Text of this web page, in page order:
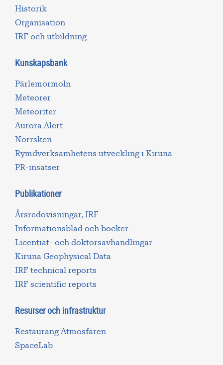
Historik
Organisation
IRF och utbildning
Kunskapsbank
Pärlemormoln
Meteorer
Meteoriter
Aurora Alert
Norrsken
Rymdverksamhetens utveckling i Kiruna
PR-insatser
Publikationer
Årsredovisningar, IRF
Informationsblad och böcker
Licentiat- och doktorsavhandlingar
Kiruna Geophysical Data
IRF technical reports
IRF scientific reports
Resurser och infrastruktur
Restaurang Atmosfären
SpaceLab